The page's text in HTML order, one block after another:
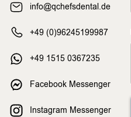
info@qchefsdental.de
+49 (0)96245199987
+49 1515 0367235
Facebook Messenger
Instagram Messenger